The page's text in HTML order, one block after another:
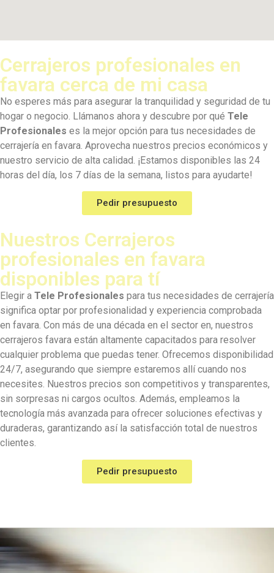
Cerrajeros profesionales en
favara cerca de mi casa
No esperes más para asegurar la tranquilidad y seguridad de tu
hogar o negocio. Llámanos ahora y descubre por qué Tele
Profesionales es la mejor opción para tus necesidades de
cerrajería en favara. Aprovecha nuestros precios económicos y
nuestro servicio de alta calidad. ¡Estamos disponibles las 24
horas del día, los 7 días de la semana, listos para ayudarte!
Pedir presupuesto
Nuestros Cerrajeros
profesionales en favara
disponibles para tí
Elegir a Tele Profesionales para tus necesidades de cerrajería
significa optar por profesionalidad y experiencia comprobada
en favara. Con más de una década en el sector en, nuestros
cerrajeros favara están altamente capacitados para resolver
cualquier problema que puedas tener. Ofrecemos disponibilidad
24/7, asegurando que siempre estaremos allí cuando nos
necesites. Nuestros precios son competitivos y transparentes,
sin sorpresas ni cargos ocultos. Además, empleamos la
tecnología más avanzada para ofrecer soluciones efectivas y
duraderas, garantizando así la satisfacción total de nuestros
clientes.
Pedir presupuesto